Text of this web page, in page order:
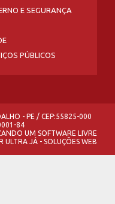
E SEGURANÇA
PÚBLICOS
- PE / CEP:55825-000
84
UM SOFTWARE LIVRE
ULTRA JÁ - SOLUÇÕES WEB